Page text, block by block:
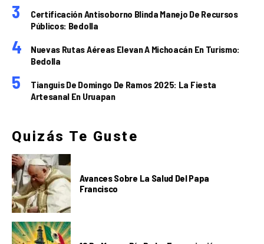
Certificación Antisoborno Blinda Manejo De Recursos
Públicos: Bedolla
Nuevas Rutas Aéreas Elevan A Michoacán En Turismo:
Bedolla
Tianguis De Domingo De Ramos 2025: La Fiesta
Artesanal En Uruapan
Quizás Te Guste
Avances Sobre La Salud Del Papa
Francisco